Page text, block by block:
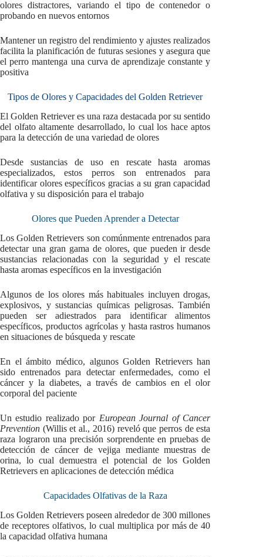
olores distractores, variando el tipo de contenedor o
probando en nuevos entornos
Mantener un registro del rendimiento y ajustes realizados
facilita la planificación de futuras sesiones y asegura que
el perro mantenga una curva de aprendizaje constante y
positiva
Tipos de Olores y Capacidades del Golden Retriever
El Golden Retriever es una raza destacada por su sentido
del olfato altamente desarrollado, lo cual los hace aptos
para la detección de una variedad de olores
Desde sustancias de uso en rescate hasta aromas
especializados, estos perros son entrenados para
identificar olores específicos gracias a su gran capacidad
olfativa y su disposición para el trabajo
Olores que Pueden Aprender a Detectar
Los Golden Retrievers son comúnmente entrenados para
detectar una gran gama de olores, que pueden ir desde
sustancias relacionadas con la seguridad y el rescate
hasta aromas específicos en la investigación
Algunos de los olores más habituales incluyen drogas,
explosivos, y sustancias químicas peligrosas. También
pueden ser adiestrados para identificar alimentos
específicos, productos agrícolas y hasta rastros humanos
en situaciones de búsqueda y rescate
En el ámbito médico, algunos Golden Retrievers han
sido entrenados para detectar enfermedades, como el
cáncer y la diabetes, a través de cambios en el olor
corporal del paciente
Un estudio realizado por European Journal of Cancer
Prevention (Willis et al., 2016) reveló que perros de esta
raza lograron una precisión sorprendente en pruebas de
detección de cáncer de vejiga mediante muestras de
orina, lo cual demuestra el potencial de los Golden
Retrievers en aplicaciones de detección médica
Capacidades Olfativas de la Raza
Los Golden Retrievers poseen alrededor de 300 millones
de receptores olfativos, lo cual multiplica por más de 40
la capacidad olfativa humana